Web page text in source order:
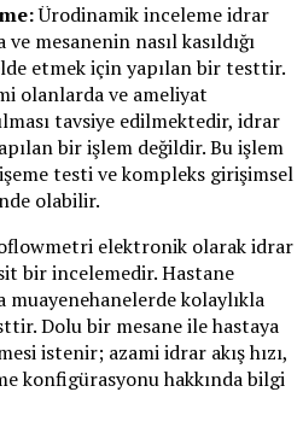
Ürodinamik inceleme idrar
mesanenin nasıl kasıldığı
etmek için yapılan bir testtir.
olanlarda ve ameliyat
tavsiye edilmektedir, idrar
bir işlem değildir. Bu işlem
testi ve kompleks girişimsel
olabilir.
elektronik olarak idrar
bir incelemedir. Hastane
kolaylıkla
Dolu bir mesane ile hastaya
istenir; azami idrar akış hızı,
konfigürasyonu hakkında bilgi